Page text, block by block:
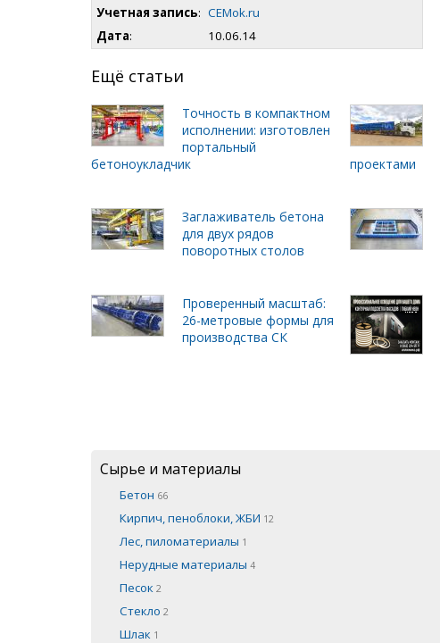
Учетная запись: CEMok.ru
Дата: 10.06.14
Ещё статьи
Точность в компактном
исполнении: изготовлен
портальный
бетоноукладчик
проектами
Заглаживатель бетона
для двух рядов
поворотных столов
Проверенный масштаб:
26-метровые формы для
производства СК
Сырье и материалы
Бетон 66
Кирпич, пеноблоки, ЖБИ 12
Лес, пиломатериалы 1
Нерудные материалы 4
Песок 2
Стекло 2
Шлак 1